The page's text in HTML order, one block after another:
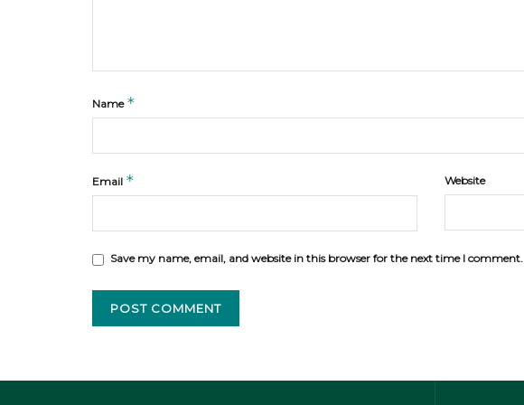
Name *
Email * Website
Save my name, email, and website in this browser for the next time I comment.